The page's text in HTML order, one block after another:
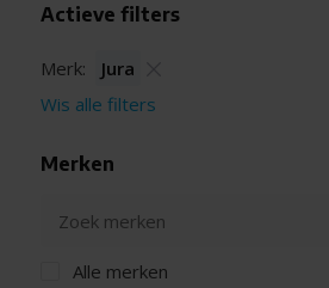
Actieve filters
Merk:
Jura
Wis alle filters
Merken
Alle merken